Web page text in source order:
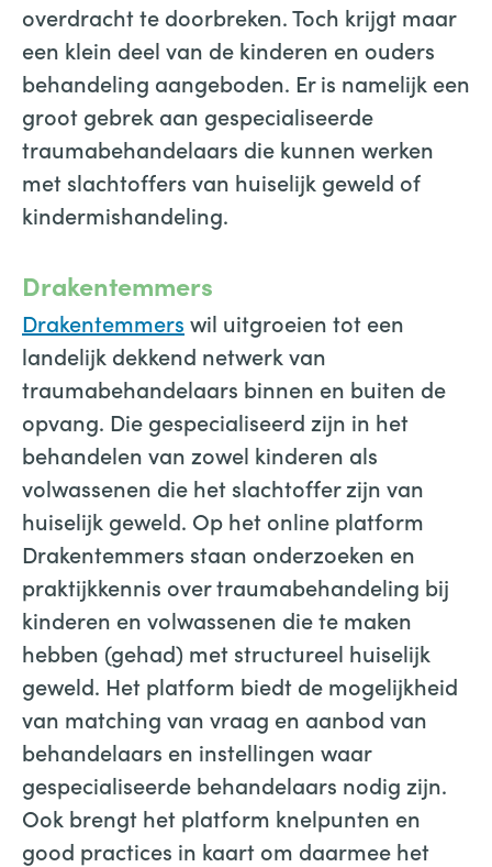
overdracht te doorbreken. Toch krijgt maar
een klein deel van de kinderen en ouders
behandeling aangeboden. Er is namelijk een
groot gebrek aan gespecialiseerde
traumabehandelaars die kunnen werken
met slachtoffers van huiselijk geweld of
kindermishandeling.
Drakentemmers
Drakentemmers wil uitgroeien tot een
landelijk dekkend netwerk van
traumabehandelaars binnen en buiten de
opvang. Die gespecialiseerd zijn in het
behandelen van zowel kinderen als
volwassenen die het slachtoffer zijn van
huiselijk geweld. Op het online platform
Drakentemmers staan onderzoeken en
praktijkkennis over traumabehandeling bij
kinderen en volwassenen die te maken
hebben (gehad) met structureel huiselijk
geweld. Het platform biedt de mogelijkheid
van matching van vraag en aanbod van
behandelaars en instellingen waar
gespecialiseerde behandelaars nodig zijn.
Ook brengt het platform knelpunten en
good practices in kaart om daarmee het